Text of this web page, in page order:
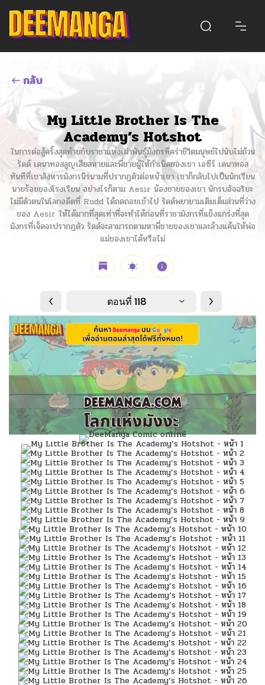
กลับ
My Little Brother Is The
Academy’s Hotshot
ในการต่อสู้ครั้งสุดท้ายกับราชาแห่งเผ่าพันธุ์มังกรที่คร่าชีวิตมนุษย์ไปนับไม่ถ้วน
รัดด์ เดนาทอสสูญเสียสหายและพี่ชายผู้ให้กำเนิดของเขา เอซีร์ เดนาทอส
ทันทีที่เขาสังหารมังกรนิรนามที่ปรากฏตัวต่อหน้าเขา เขาก็กลับไปเป็นนักเรียน
นายร้อยของโรงเรียน อย่างไรก็ตาม Aesir น้องชายของเขา นักรบอัจฉริยะ
ไม่มีตัวตนในโลกอดีตที่ Rudd ได้ถดถอยเข้าไป รัดด์พยายามเติมเต็มส่วนที่ว่าง
ของ Aesir ให้ได้มากที่สุดเท่าที่จะทำได้ก่อนที่ราชามังกรที่แข็งแกร่งที่สุด
มังกรที่เจ็ดจะปรากฏตัว รัดด์จะสามารถตามหาพี่ชายของเขาและล้างแค้นให้พ่อ
แม่ของเขาได้หรือไม่
ตอนที่ 118